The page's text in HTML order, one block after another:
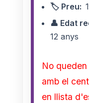
🏷️ Preu:
👤 Edat
12 anys
No
amb el
en llista